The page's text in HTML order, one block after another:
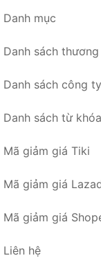
Danh mục
Danh sách thương
Danh sách công ty
Danh sách từ khóa
Mã giảm giá Tiki
Mã giảm giá
Mã giảm giá
Liên hệ